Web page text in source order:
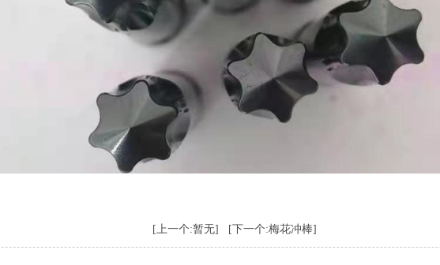
[上一个:暂无] [下一个:梅花冲棒]